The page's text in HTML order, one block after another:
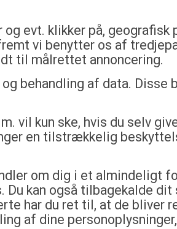
evt. klikker på,
vi benytter os af
til målrettet annoncering.
behandling af data. Disse
vil kun ske, hvis du selv
en tilstrækkelig
om dig i et almindeligt
kan også tilbagekalde
har du ret til, at de
af dine